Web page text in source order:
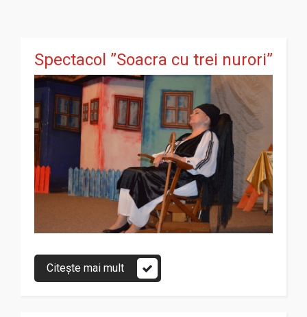
Spectacol ”Soacra cu trei nurori”
Citește mai mult